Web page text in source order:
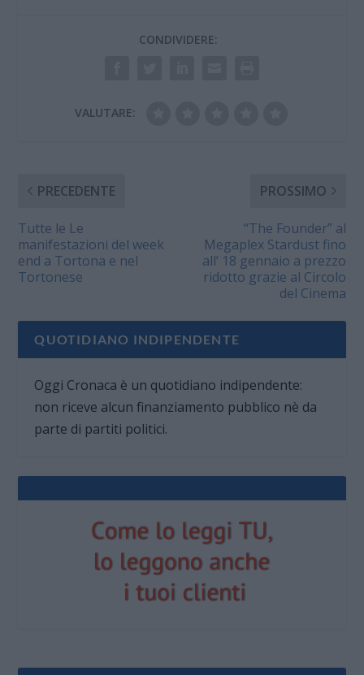
CONDIVIDERE:
VALUTARE:
PRECEDENTE
Tutte le Le
manifestazioni del week
end a Tortona e nel
Tortonese
PROSSIMO
“The Founder” al
Megaplex Stardust fino
all’ 18 gennaio a prezzo
ridotto grazie al Circolo
del Cinema
QUOTIDIANO INDIPENDENTE
Oggi Cronaca è un quotidiano indipendente:
non riceve alcun finanziamento pubblico nè da
parte di partiti politici.